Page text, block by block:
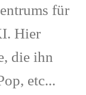
für
Hier
die ihn
etc...